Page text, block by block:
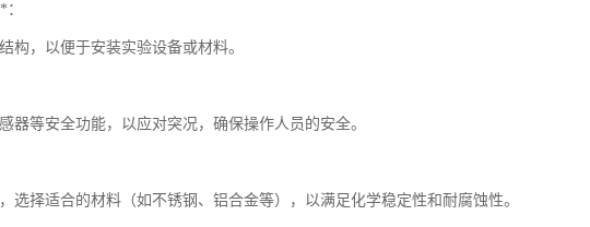
构，以便于安装实验设备或材料。
器等安全功能，以应对突况，确保操作人员的安全。
选择适合的材料（如不锈钢、铝合金等），以满足化学稳定性和耐腐蚀性。